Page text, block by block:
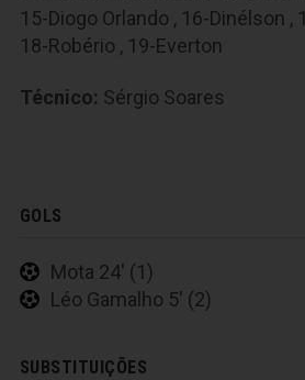
15-Diogo Orlando , 16-Dinélson ,
18-Robério , 19-Everton
Técnico: Sérgio Soares
GOLS
Mota 24' (1)
Léo Gamalho 5' (2)
SUBSTITUIÇÕES